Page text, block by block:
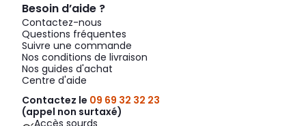
Besoin d’aide ?
Contactez-nous
Questions fréquentes
Suivre une commande
Nos conditions de livraison
Nos guides d'achat
Centre d'aide
Contactez le 09 69 32 32 23
(appel non surtaxé)